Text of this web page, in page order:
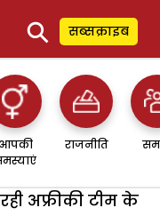
⚲ सब्सक्राइब
आपकी
राजनीति
अफ्रीकी टीम के